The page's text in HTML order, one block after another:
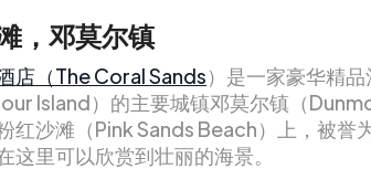
，邓莫尔镇
店（The Coral Sands）是一家豪华精
Island）的主要城镇邓莫尔镇（
红沙滩（Pink Sands Beach）上，被誉
这里可以欣赏到壮丽的海景。